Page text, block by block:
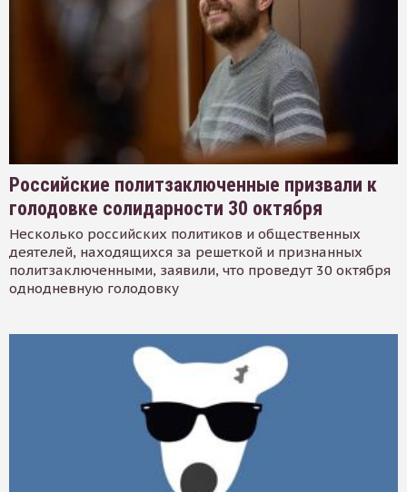
Российские политзаключенные призвали к
голодовке солидарности 30 октября
Несколько российских политиков и общественных
деятелей, находящихся за решеткой и признанных
политзаключенными, заявили, что проведут 30 октября
однодневную голодовку